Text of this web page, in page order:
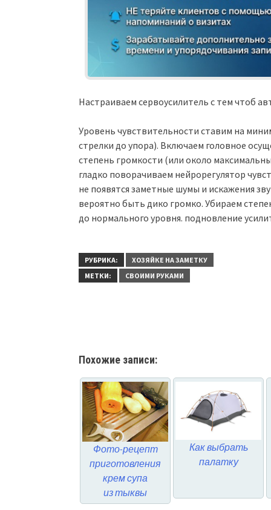
Настраиваем сервоусилитель с тем чтоб
Уровень чувствительности ставим на
стрелки до упора). Включаем головное
степень громкости (или около
гладко поворачиваем нейрорегулятор
не появятся заметные шумы и искажения
вероятно быть дико громко. Убираем
до нормального уровня. подновление
РУБРИКА:
ХОЗЯЙКЕ НА ЗАМЕТКУ
МЕТКИ:
СВОИМИ РУКАМИ
Похожие записи:
Фото-рецепт
приготовления
крем супа
из тыквы
Как выбрать
палатку